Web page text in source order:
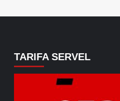
TARIFA SERVEL